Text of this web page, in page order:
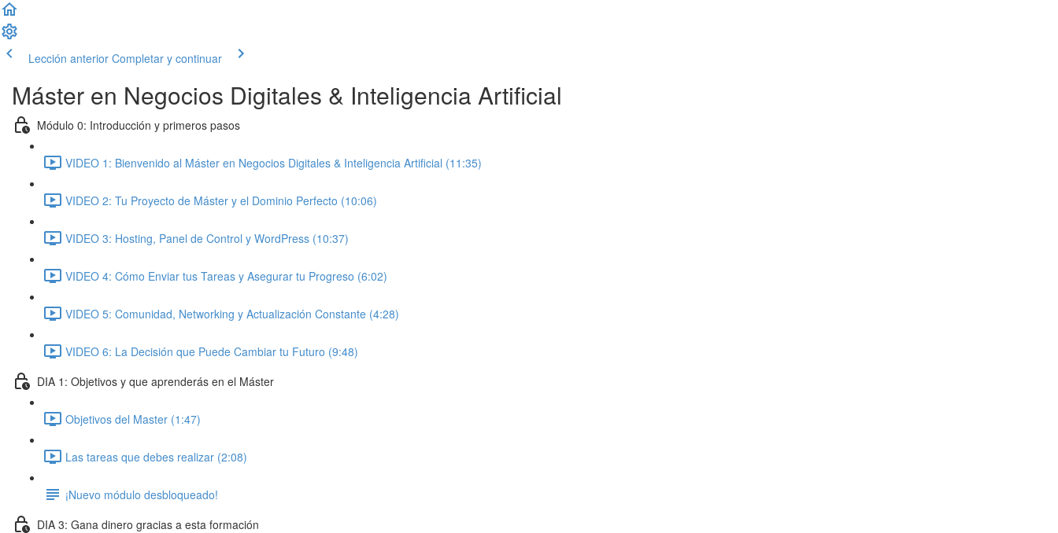
Lección anterior Completar y continuar
Máster en Negocios Digitales & Inteligencia Artificial
Módulo 0: Introducción y primeros pasos
VIDEO 1: Bienvenido al Máster en Negocios Digitales & Inteligencia Artificial (11:35)
VIDEO 2: Tu Proyecto de Máster y el Dominio Perfecto (10:06)
VIDEO 3: Hosting, Panel de Control y WordPress (10:37)
VIDEO 4: Cómo Enviar tus Tareas y Asegurar tu Progreso (6:02)
VIDEO 5: Comunidad, Networking y Actualización Constante (4:28)
VIDEO 6: La Decisión que Puede Cambiar tu Futuro (9:48)
DIA 1: Objetivos y que aprenderás en el Máster
Objetivos del Master (1:47)
Las tareas que debes realizar (2:08)
¡Nuevo módulo desbloqueado!
DIA 3: Gana dinero gracias a esta formación